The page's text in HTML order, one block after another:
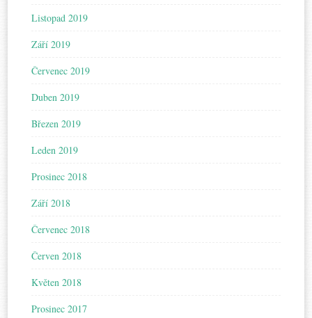
Listopad 2019
Září 2019
Červenec 2019
Duben 2019
Březen 2019
Leden 2019
Prosinec 2018
Září 2018
Červenec 2018
Červen 2018
Květen 2018
Prosinec 2017